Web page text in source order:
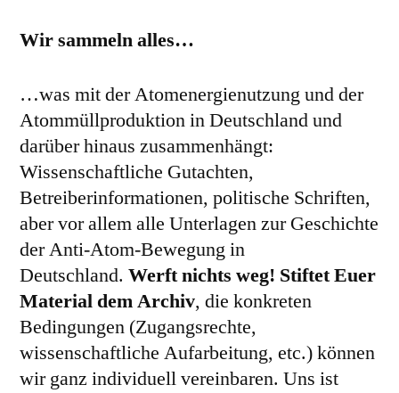
Wir sammeln alles…
…was mit der Atomenergienutzung und der
Atommüllproduktion in Deutschland und
darüber hinaus zusammenhängt:
Wissenschaftliche Gutachten,
Betreiberinformationen, politische Schriften,
aber vor allem alle Unterlagen zur Geschichte
der Anti-Atom-Bewegung in
Deutschland. Werft nichts weg! Stiftet Euer
Material dem Archiv, die konkreten
Bedingungen (Zugangsrechte,
wissenschaftliche Aufarbeitung, etc.) können
wir ganz individuell vereinbaren. Uns ist